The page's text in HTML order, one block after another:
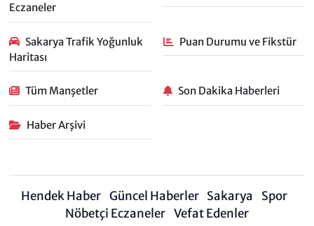
Eczaneler
Sakarya Trafik Yoğunluk
Haritası
Puan Durumu ve Fikstür
Tüm Manşetler Son Dakika Haberleri
Haber Arşivi
Hendek Haber Güncel Haberler Sakarya
Spor
Nöbetçi Eczaneler Vefat Edenler